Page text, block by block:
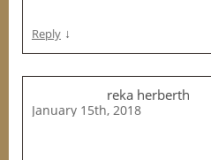
Reply ↓
reka herberth
January 15th, 2018